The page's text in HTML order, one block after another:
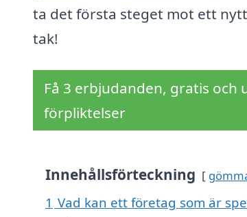
ta det första steget mot ett
tak!
Få 3 erbjudanden, gratis och
förpliktelser
Innehållsförteckning
1 Vad kan ett företag som är